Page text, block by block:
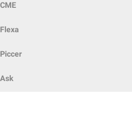
CME
Flexa
Piccer
Ask